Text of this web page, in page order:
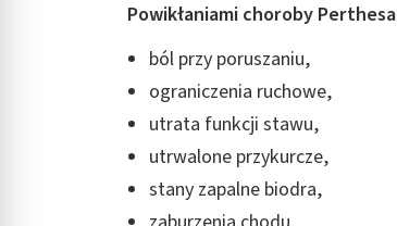
Powikłaniami choroby Perthesa
ból przy poruszaniu,
ograniczenia ruchowe,
utrata funkcji stawu,
utrwalone przykurcze,
stany zapalne biodra,